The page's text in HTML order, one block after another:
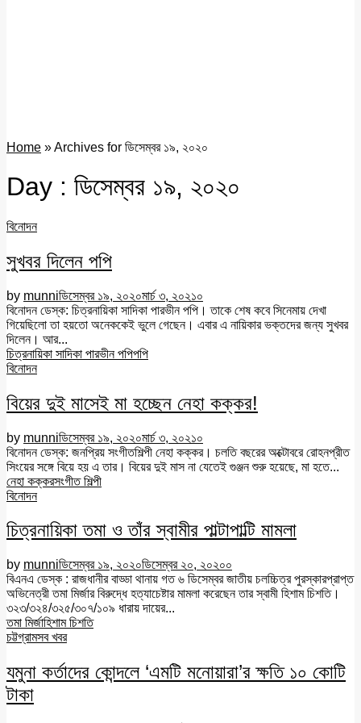
Home »Archives for ডিসেম্বর ১৯, ২০২০
Day : ডিসেম্বর ১৯, ২০২০
বিনোদন
সুখবর দিলেন পপি
by munniডিসেম্বর ১৯, ২০২০মার্চ ৩, ২০২১০
বিনোদন ডেস্ক: চিত্রনায়িকা সাদিকা পারভীন পপি। তাকে শেষ কবে সিনেমায় দেখা
গিয়েছিলো তা হয়তো অনেককেই ভুলে গেছেন। এবার এ নায়িকার ভক্তদের জন্য সুখবর
দিলেন। আর...
চিত্রনায়িকা সাদিকা পারভীন পপিপপি
বিনোদন
বিয়ের দুই মাসেই মা হচ্ছেন নেহা কক্কর!
by munniডিসেম্বর ১৯, ২০২০মার্চ ৩, ২০২১০
বিনোদন ডেস্ক: জনপ্রিয় সংগীতশিল্পী নেহা কক্কর। চলতি বছরের অক্টোবরে রোহনপ্রীত
সিংয়ের সঙ্গে বিয়ে হয় এ তার। বিয়ের দুই মাস না যেতেই গুঞ্জন শুরু হয়েছে, মা হতে...
নেহা কক্করসংগীত শিল্পী
বিনোদন
চিত্রনায়িকা তমা ও তাঁর স্বামীর পাল্টাপাল্টি মামলা
by munniডিসেম্বর ১৯, ২০২০ডিসেম্বর ২০, ২০২০০
বিএনএ ডেস্ক : রাজধানীর বাড্ডা থানায় গত ৬ ডিসেম্বর জাতীয় চলচ্চিত্র পুরস্কারপ্রাপ্ত
অভিনেত্রী তমা মির্জার বিরুদ্ধে হত্যাচেষ্টার মামলা করেছেন তার স্বামী হিশাম চিশতি।
৩২৩/৩২৪/৩২৫/৩০৭/১০৯ ধারায় দায়ের...
তমা মির্জাহিশাম চিশতি
চট্টগ্রামসব খবর
যমুনা কর্তাদের কোন্দলে ‘এমটি মনোয়ারা’র ক্ষতি ১০ কোটি
টাকা